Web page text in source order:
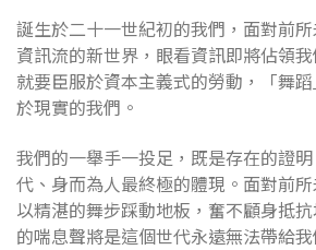
誕生於二十一世紀初的我們，面對前
資訊流的新世界，眼看資訊即將佔領
就要臣服於資本主義式的勞動，「舞
於現實的我們。
我們的一舉手一投足，既是存在的證
代、身而為人最終極的體現。面對前
以精湛的舞步踩動地板，奮不顧身抵
的喘息聲將是這個世代永遠無法帶給我